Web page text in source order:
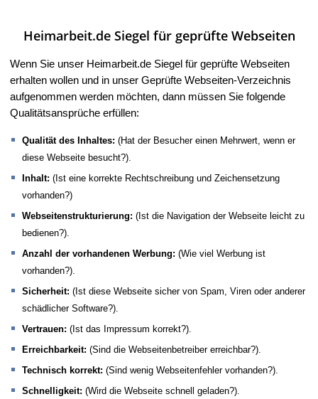
Heimarbeit.de Siegel für geprüfte Webseiten
Wenn Sie unser Heimarbeit.de Siegel für geprüfte Webseiten
erhalten wollen und in unser Geprüfte Webseiten-Verzeichnis
aufgenommen werden möchten, dann müssen Sie folgende
Qualitätsansprüche erfüllen:
Qualität des Inhaltes: (Hat der Besucher einen Mehrwert, wenn er
diese Webseite besucht?).
Inhalt: (Ist eine korrekte Rechtschreibung und Zeichensetzung
vorhanden?)
Webseitenstrukturierung: (Ist die Navigation der Webseite leicht zu
bedienen?).
Anzahl der vorhandenen Werbung: (Wie viel Werbung ist
vorhanden?).
Sicherheit: (Ist diese Webseite sicher von Spam, Viren oder anderer
schädlicher Software?).
Vertrauen: (Ist das Impressum korrekt?).
Erreichbarkeit: (Sind die Webseitenbetreiber erreichbar?).
Technisch korrekt: (Sind wenig Webseitenfehler vorhanden?).
Schnelligkeit: (Wird die Webseite schnell geladen?).